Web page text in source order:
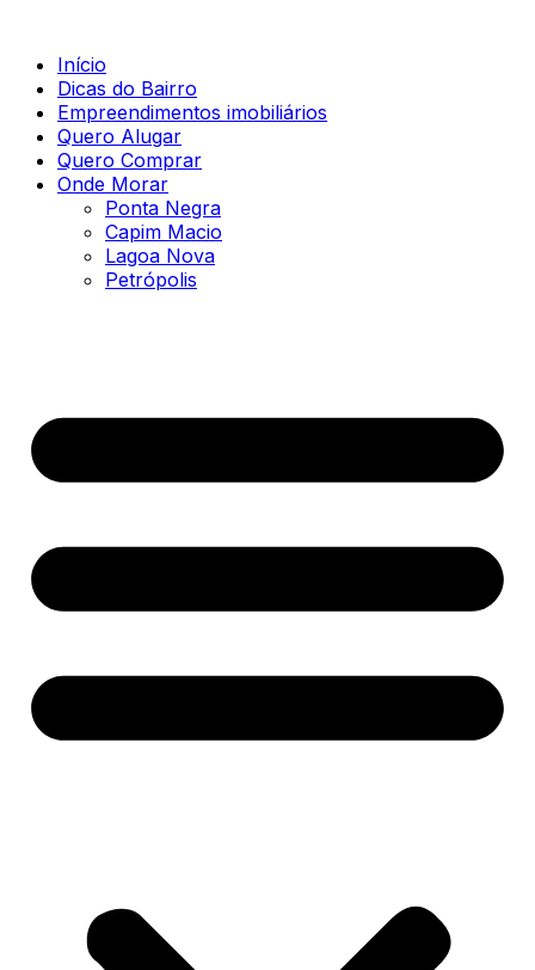
Início
Dicas do Bairro
Empreendimentos imobiliários
Quero Alugar
Quero Comprar
Onde Morar
Ponta Negra
Capim Macio
Lagoa Nova
Petrópolis